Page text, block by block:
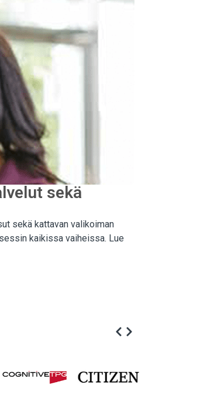
sekä
sekä kattavan valikoiman
kaikissa vaiheissa. Lue